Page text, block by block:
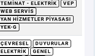
TEMINAT - ELEKTRIK
VEP
WEB SERVIS
YAN HIZMETLER PIYASASI
YEK-G
ÇEVRESEL
DUYURULAR
ELEKTRIK
GENEL